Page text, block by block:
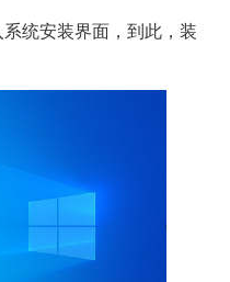
统安装界面，到此，装